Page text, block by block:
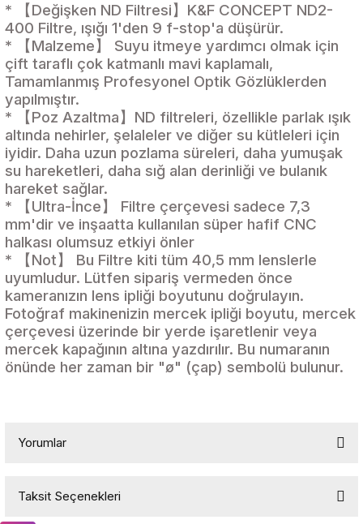
* 【Değişken ND Filtresi】K&F CONCEPT ND2-
400 Filtre, ışığı 1'den 9 f-stop'a düşürür.
* 【Malzeme】 Suyu itmeye yardımcı olmak için
çift taraflı çok katmanlı mavi kaplamalı,
Tamamlanmış Profesyonel Optik Gözlüklerden
yapılmıştır.
* 【Poz Azaltma】ND filtreleri, özellikle parlak ışık
altında nehirler, şelaleler ve diğer su kütleleri için
iyidir. Daha uzun pozlama süreleri, daha yumuşak
su hareketleri, daha sığ alan derinliği ve bulanık
hareket sağlar.
* 【Ultra-İnce】 Filtre çerçevesi sadece 7,3
mm'dir ve inşaatta kullanılan süper hafif CNC
halkası olumsuz etkiyi önler
* 【Not】 Bu Filtre kiti tüm 40,5 mm lenslerle
uyumludur. Lütfen sipariş vermeden önce
kameranızın lens ipliği boyutunu doğrulayın.
Fotoğraf makinenizin mercek ipliği boyutu, mercek
çerçevesi üzerinde bir yerde işaretlenir veya
mercek kapağının altına yazdırılır. Bu numaranın
önünde her zaman bir "ø" (çap) sembolü bulunur.
Yorumlar
Taksit Seçenekleri